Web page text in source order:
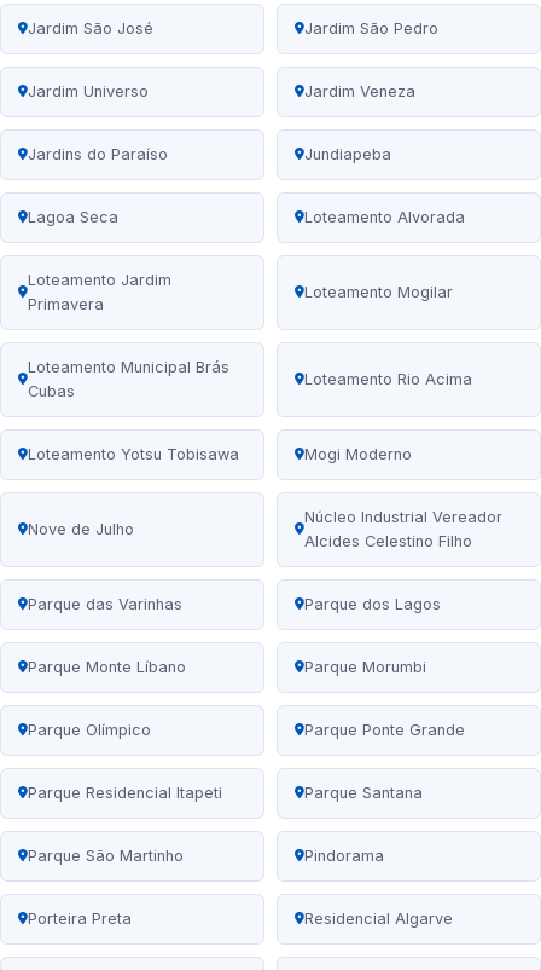
Jardim São José Jardim São Pedro
Jardim Universo Jardim Veneza
Jardins do Paraíso Jundiapeba
Lagoa Seca Loteamento Alvorada
Loteamento Jardim
Primavera
Loteamento Mogilar
Loteamento Municipal Brás
Cubas
Loteamento Rio Acima
Loteamento Yotsu Tobisawa Mogi Moderno
Nove de Julho
Núcleo Industrial Vereador
Alcides Celestino Filho
Parque das Varinhas Parque dos Lagos
Parque Monte Líbano Parque Morumbi
Parque Olímpico Parque Ponte Grande
Parque Residencial Itapeti Parque Santana
Parque São Martinho Pindorama
Porteira Preta Residencial Algarve